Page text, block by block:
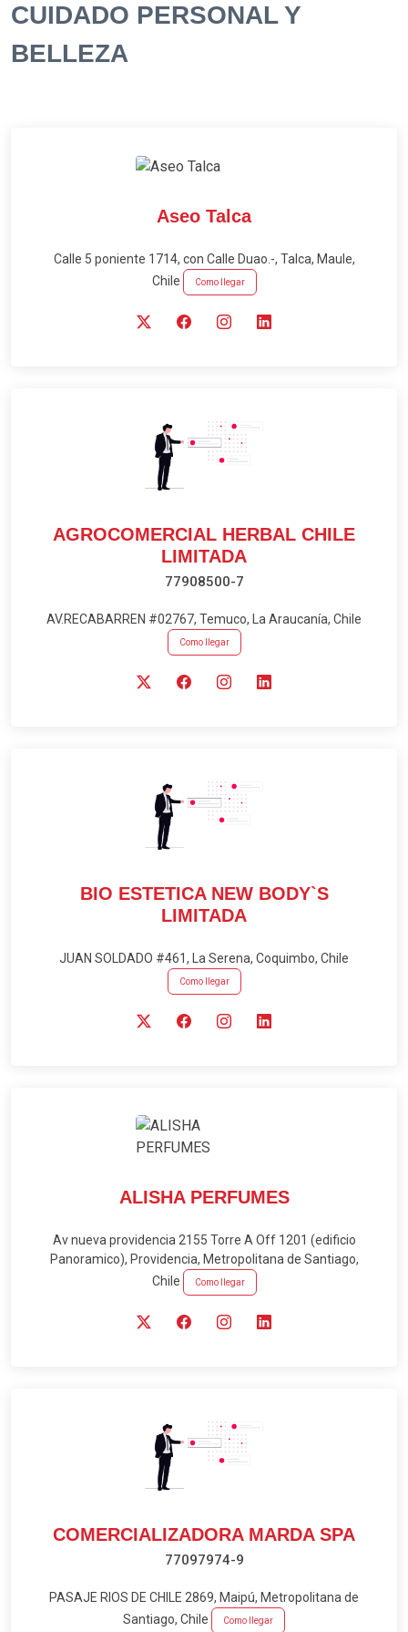
CUIDADO PERSONAL Y
BELLEZA
Aseo Talca
Calle 5 poniente 1714, con Calle Duao.-, Talca, Maule,
Chile
Como llegar
AGROCOMERCIAL HERBAL CHILE
LIMITADA
77908500-7
AV.RECABARREN #02767, Temuco, La Araucanía, Chile
Como llegar
BIO ESTETICA NEW BODY`S
LIMITADA
JUAN SOLDADO #461, La Serena, Coquimbo, Chile
Como llegar
ALISHA PERFUMES
Av nueva providencia 2155 Torre A Off 1201 (edificio
Panoramico), Providencia, Metropolitana de Santiago,
Chile
Como llegar
COMERCIALIZADORA MARDA SPA
77097974-9
PASAJE RIOS DE CHILE 2869, Maipú, Metropolitana de
Santiago, Chile
Como llegar